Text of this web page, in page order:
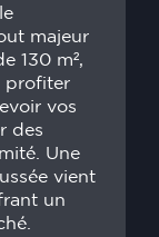
majeur
130 m²,
profiter
vos
des
Une
vient
un